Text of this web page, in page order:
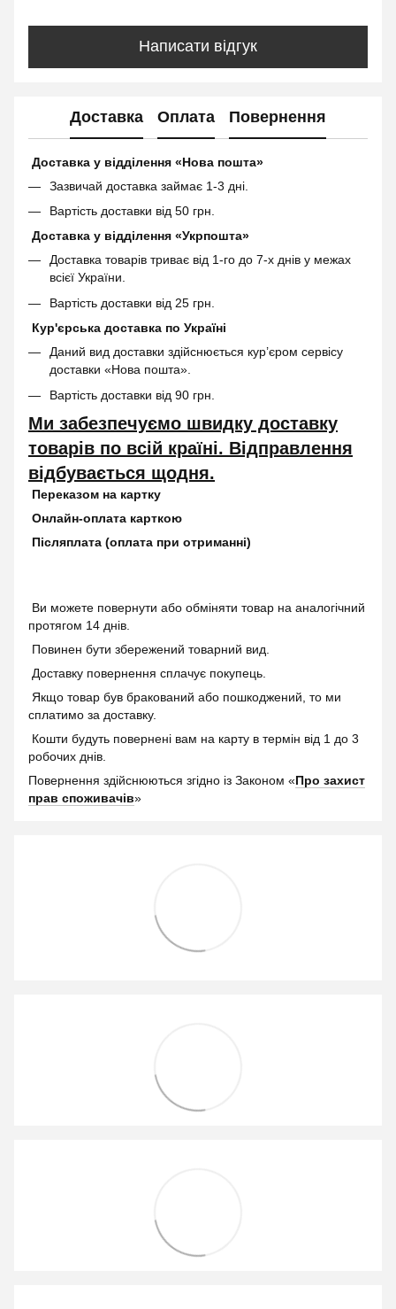
Написати відгук
Доставка Оплата Повернення
Доставка у відділення «Нова пошта»
Зазвичай доставка займає 1-3 дні.
Вартість доставки від 50 грн.
Доставка у відділення «Укрпошта»
Доставка товарів триває від 1-го до 7-х днів у межах
всієї України.
Вартість доставки від 25 грн.
Кур'єрська доставка по Україні
Даний вид доставки здійснюється кур’єром сервісу
доставки «Нова пошта».
Вартість доставки від 90 грн.
Ми забезпечуємо швидку доставку
товарів по всій країні. Відправлення
відбувається щодня.
Переказом на картку
Онлайн-оплата карткою
Післяплата (оплата при отриманні)
Ви можете повернути або обміняти товар на аналогічний
протягом 14 днів.
Повинен бути збережений товарний вид.
Доставку повернення сплачує покупець.
Якщо товар був бракований або пошкоджений, то ми
сплатимо за доставку.
Кошти будуть повернені вам на карту в термін від 1 до 3
робочих днів.
Повернення здійснюються згідно із Законом «Про захист
прав споживачів»